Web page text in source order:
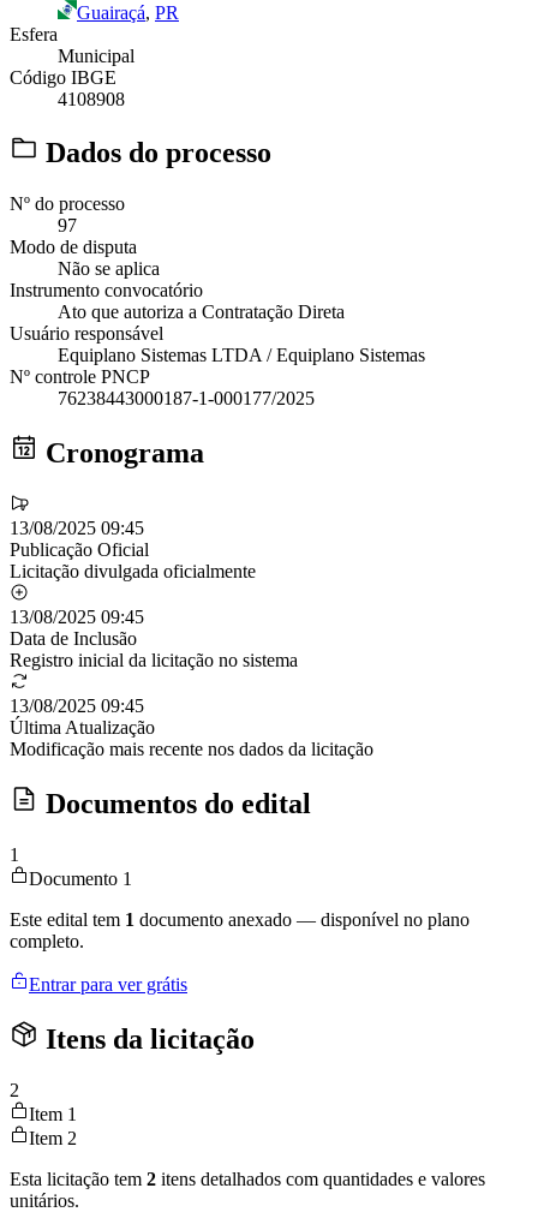
Guairaçá, PR
Esfera
Municipal
Código IBGE
4108908
Dados do processo
Nº do processo
97
Modo de disputa
Não se aplica
Instrumento convocatório
Ato que autoriza a Contratação Direta
Usuário responsável
Equiplano Sistemas LTDA / Equiplano Sistemas
Nº controle PNCP
76238443000187-1-000177/2025
Cronograma
13/08/2025 09:45
Publicação Oficial
Licitação divulgada oficialmente
13/08/2025 09:45
Data de Inclusão
Registro inicial da licitação no sistema
13/08/2025 09:45
Última Atualização
Modificação mais recente nos dados da licitação
Documentos do edital
1
Documento 1
Este edital tem 1 documento anexado — disponível no plano
completo.
Entrar para ver grátis
Itens da licitação
2
Item 1
Item 2
Esta licitação tem 2 itens detalhados com quantidades e valores
unitários.